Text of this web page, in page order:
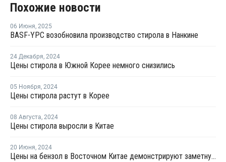
Похожие новости
06 Июня, 2025
BASF-YPC возобновила производство стирола в Нанкине
24 Декабря, 2024
Цены стирола в Южной Корее немного снизились
05 Ноября, 2024
Цены стирола растут в Корее
08 Августа, 2024
Цены стирола выросли в Китае
20 Июня, 2024
Цены на бензол в Восточном Китае демонстрируют заметную тенденцию к росту